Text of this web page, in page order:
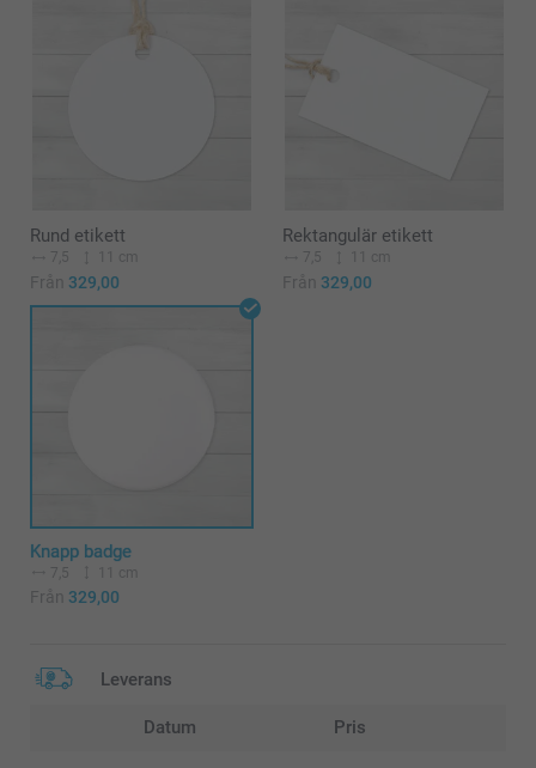
Rund etikett
7,5 11 cm
Från 329,00
Rektangulär etikett
7,5 11 cm
Från 329,00
Knapp badge
7,5 11 cm
Från 329,00
Leverans
Datum Pris